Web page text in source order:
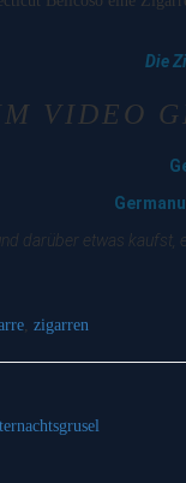
Die
VIDEO
darüber etwas
zigarren